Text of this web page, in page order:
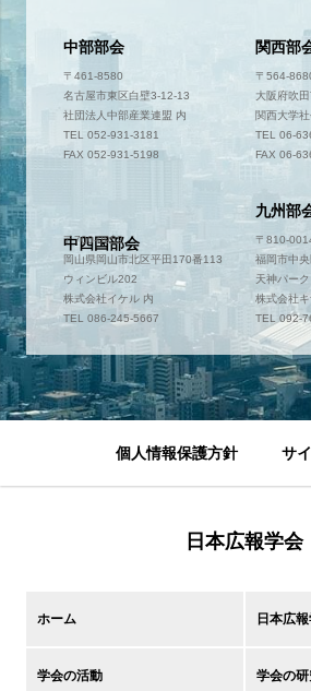
中部部会
〒461-8580
名古屋市東区白壁3-12-13
社団法人中部産業連盟 内
TEL 052-931-3181
FAX 052-931-5198
関西部
〒564-
大阪府吹
関西大学
TEL 06-
FAX 06-
中四国部会
〒700-0952
岡山県岡山市北区平田170番113
ウィンビル202
株式会社イケル 内
TEL 086-245-5667
九州部
〒810-
福岡市中
天神パー
株式会社
TEL 092-
個人情報保護方針 サ
日本広報学会
ホーム 日本広
学会の活動 学会の